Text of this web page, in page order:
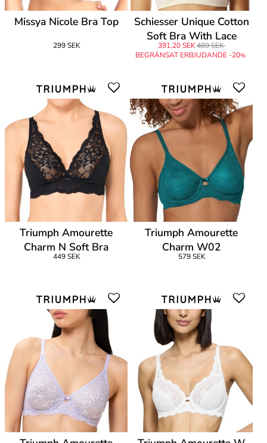
Missya Nicole Bra Top
299 SEK
Schiesser Unique Cotton
Soft Bra With Lace
391,20 SEK489 SEK
BEGRÄNSAT ERBJUDANDE -20%
Triumph Amourette
Charm N Soft Bra
449 SEK
Triumph Amourette
Charm W02
579 SEK